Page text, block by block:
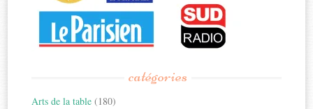
catégories
Arts de la table (180)